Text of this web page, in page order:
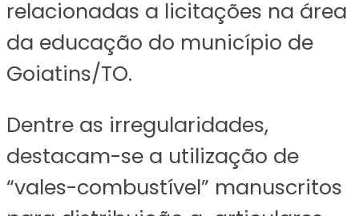
relacionadas a licitações na área
da educação do município de
Goiatins/TO.
Dentre as irregularidades,
destacam-se a utilização de
“vales-combustível” manuscritos